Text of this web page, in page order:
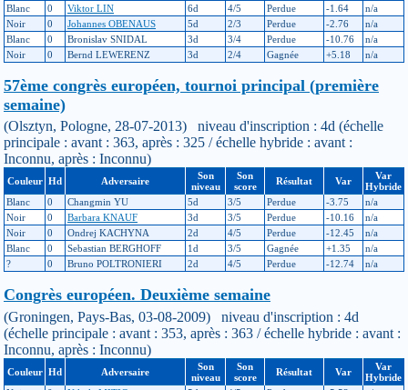
Blanc
0 Viktor LIN 6d 4/5 Perdue -1.64
n/a
Noir
0 Johannes OBENAUS 5d 2/3 Perdue -2.76
n/a
Blanc
0 Bronislav SNIDAL 3d 3/4 Perdue -10.76
n/a
Noir
0 Bernd LEWERENZ 3d 2/4 Gagnée +5.18 n/a
57ème congrès européen, tournoi principal (première
semaine)
(Olsztyn, Pologne, 28-07-2013) niveau d'inscription : 4d (échelle
principale : avant : 363, après : 325 / échelle hybride : avant :
Inconnu, après : Inconnu)
Couleur Hd Adversaire
Son
niveau
Son
score
Résultat Var
Var
Hybride
Blanc
0 Changmin YU 5d 3/5 Perdue -3.75
n/a
Noir
0 Barbara KNAUF 3d 3/5 Perdue -10.16
n/a
Noir
0 Ondrej KACHYNA 2d 4/5 Perdue -12.45
n/a
Blanc
0 Sebastian BERGHOFF 1d 3/5 Gagnée +1.35
n/a
?
0 Bruno POLTRONIERI 2d 4/5 Perdue -12.74 n/a
Congrès européen. Deuxième semaine
(Groningen, Pays-Bas, 03-08-2009) niveau d'inscription : 4d
(échelle principale : avant : 353, après : 363 / échelle hybride : avant :
Inconnu, après : Inconnu)
Couleur Hd Adversaire
Son
niveau
Son
score
Résultat Var
Var
Hybride